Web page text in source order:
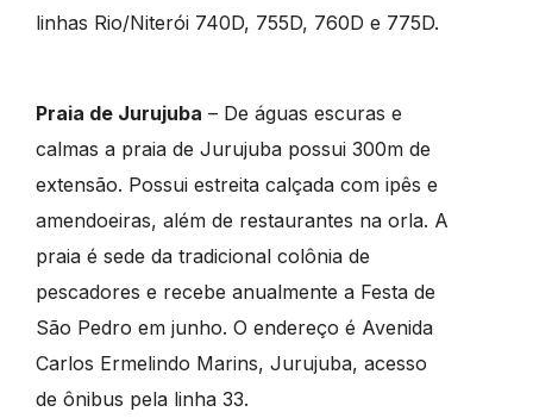
linhas Rio/Niterói 740D, 755D, 760D e 775D.
Praia de Jurujuba – De águas escuras e
calmas a praia de Jurujuba possui 300m de
extensão. Possui estreita calçada com ipês e
amendoeiras, além de restaurantes na orla. A
praia é sede da tradicional colônia de
pescadores e recebe anualmente a Festa de
São Pedro em junho. O endereço é Avenida
Carlos Ermelindo Marins, Jurujuba, acesso
de ônibus pela linha 33.